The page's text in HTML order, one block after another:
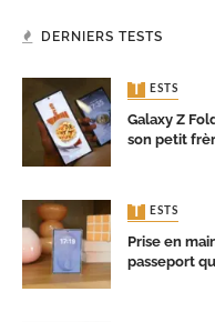
DERNIERS TESTS
TESTS
Galaxy Z
son petit
TESTS
Prise en
passeport